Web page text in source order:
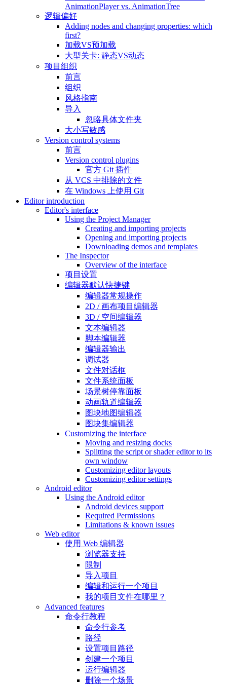
AnimationPlayer vs. AnimationTree
逻辑偏好
Adding nodes and changing properties: which
first?
加载VS预加载
大型关卡: 静态VS动态
项目组织
前言
组织
风格指南
导入
忽略具体文件夹
大小写敏感
Version control systems
前言
Version control plugins
官方 Git 插件
从 VCS 中排除的文件
在 Windows 上使用 Git
Editor introduction
Editor's interface
Using the Project Manager
Creating and importing projects
Opening and importing projects
Downloading demos and templates
The Inspector
Overview of the interface
项目设置
编辑器默认快捷键
编辑器常规操作
2D / 画布项目编辑器
3D / 空间编辑器
文本编辑器
脚本编辑器
编辑器输出
调试器
文件对话框
文件系统面板
场景树停靠面板
动画轨道编辑器
图块地图编辑器
图块集编辑器
Customizing the interface
Moving and resizing docks
Splitting the script or shader editor to its
own window
Customizing editor layouts
Customizing editor settings
Android editor
Using the Android editor
Android devices support
Required Permissions
Limitations & known issues
Web editor
使用 Web 编辑器
浏览器支持
限制
导入项目
编辑和运行一个项目
我的项目文件在哪里？
Advanced features
命令行教程
命令行参考
路径
设置项目路径
创建一个项目
运行编辑器
删除一个场景